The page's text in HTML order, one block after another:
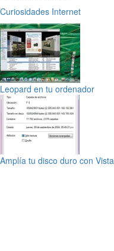
Curiosidades Internet
Leopard en tu ordenador
Amplía tu disco duro con Vista